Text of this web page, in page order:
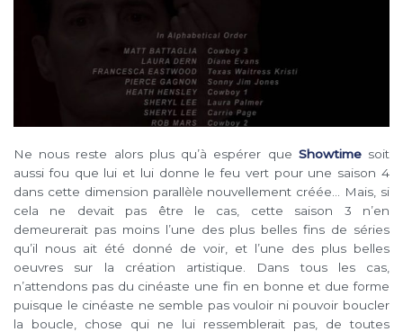
Ne nous reste alors plus qu’à espérer que Showtimesoit
aussi fou que lui et lui donne le feu vert pour une saison 4
dans cette dimension parallèle nouvellement créée… Mais, si
cela ne devait pas être le cas, cette saison 3 n’en
demeurerait pas moins l’une des plus belles fins de séries
qu’il nous ait été donné de voir, et l’une des plus belles
oeuvres sur la création artistique. Dans tous les cas,
n’attendons pas du cinéaste une fin en bonne et due forme
puisque le cinéaste ne semble pas vouloir ni pouvoir boucler
la boucle, chose qui ne lui ressemblerait pas, de toutes